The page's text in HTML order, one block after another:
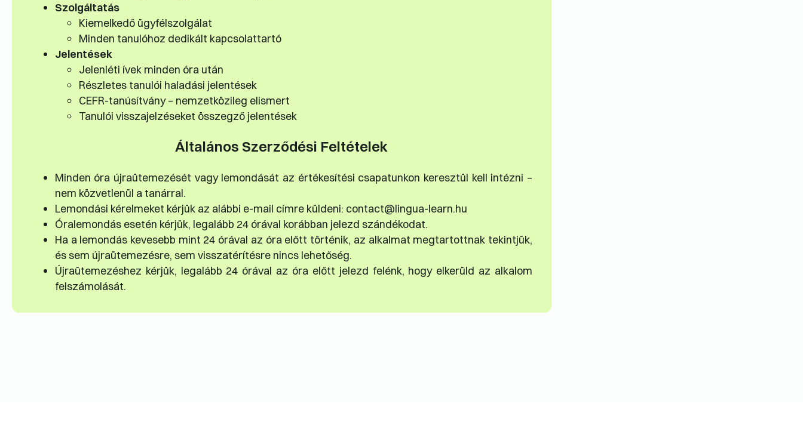
Szolgáltatás
Kiemelkedő ügyfélszolgálat
Minden tanulóhoz dedikált kapcsolattartó
Jelentések
Jelenléti ívek minden óra után
Részletes tanulói haladási jelentések
CEFR-tanúsítvány – nemzetközileg elismert
Tanulói visszajelzéseket összegző jelentések
Általános Szerződési Feltételek
Minden óra újraütemezését vagy lemondását az értékesítési csapatunkon keresztül kell intézni –
nem közvetlenül a tanárral.
Lemondási kérelmeket kérjük az alábbi e-mail címre küldeni: contact@lingua-learn.hu
Órale­mondás esetén kérjük, legalább 24 órával korábban jelezd szándékodat.
Ha a lemondás kevesebb mint 24 órával az óra előtt történik, az alkalmat megtartottnak tekintjük,
és sem újraütemezésre, sem visszatérítésre nincs lehetőség.
Újraütemezéshez kérjük, legalább 24 órával az óra előtt jelezd felénk, hogy elkerüld az alkalom
felszámolását.